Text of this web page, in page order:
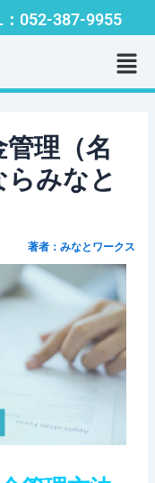
：052-387-9955
メ
ニ
ュ
理（名
みなと
著者：みなとワークス